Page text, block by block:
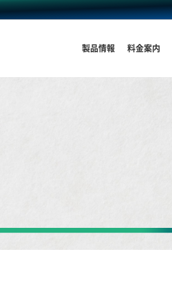
製品情報 料金案内